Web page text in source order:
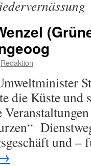
Redaktion
die Küste und
und –